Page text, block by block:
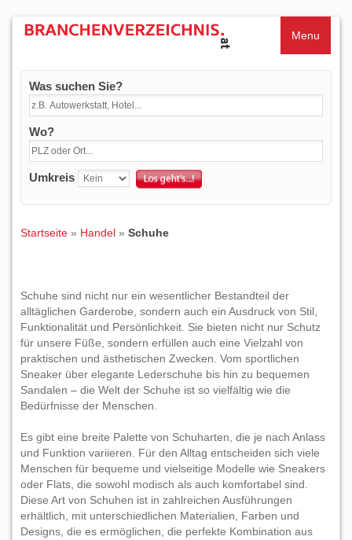
Menu
Was suchen Sie?
Wo?
Umkreis
Startseite » Handel » Schuhe
Schuhe sind nicht nur ein wesentlicher Bestandteil der
alltäglichen Garderobe, sondern auch ein Ausdruck von Stil,
Funktionalität und Persönlichkeit. Sie bieten nicht nur Schutz
für unsere Füße, sondern erfüllen auch eine Vielzahl von
praktischen und ästhetischen Zwecken. Vom sportlichen
Sneaker über elegante Lederschuhe bis hin zu bequemen
Sandalen – die Welt der Schuhe ist so vielfältig wie die
Bedürfnisse der Menschen.
Es gibt eine breite Palette von Schuharten, die je nach Anlass
und Funktion variieren. Für den Alltag entscheiden sich viele
Menschen für bequeme und vielseitige Modelle wie Sneakers
oder Flats, die sowohl modisch als auch komfortabel sind.
Diese Art von Schuhen ist in zahlreichen Ausführungen
erhältlich, mit unterschiedlichen Materialien, Farben und
Designs, die es ermöglichen, die perfekte Kombination aus